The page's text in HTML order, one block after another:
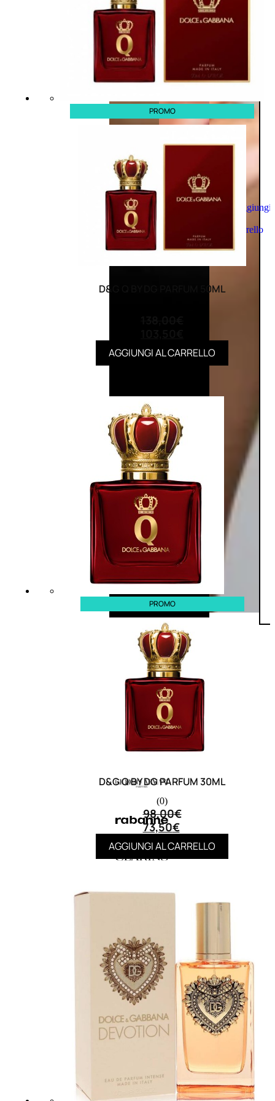
Aggiungi
carrello
MAKE UP
Base/ Primer Occhi
Base/ Primer Viso
Palette E Cofanetti Occhi
Palette E Cofanetti Viso
Palette E Cofanetti Labbra
Terre Abbronzanti
Illuminante Viso
PROMO
D&G Q BY DG PARFUM 50ML
AGGIUNGI AL CARRELLO
PROMO
D&G Q BY DG PARFUM 30ML
(0)
98,00€
73,50€
AGGIUNGI AL CARRELLO